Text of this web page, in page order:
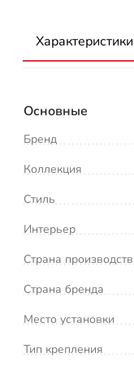
Характеристики
Основные
Бренд
Коллекция
Стиль
Интерьер
Страна
Страна бренда
Место установки
Тип крепления